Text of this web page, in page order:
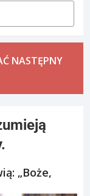
NASTĘPNY
„Boże,